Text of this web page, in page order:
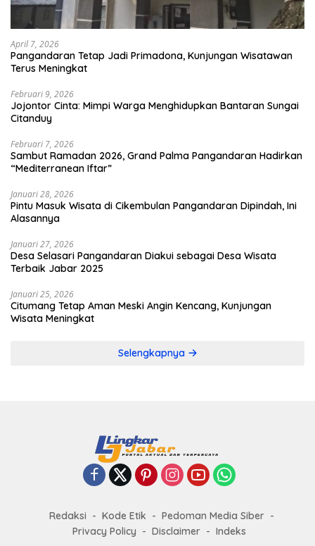
April 7, 2026
Pangandaran Tetap Jadi Primadona, Kunjungan Wisatawan
Terus Meningkat
Februari 9, 2026
Jojontor Cinta: Mimpi Warga Menghidupkan Bantaran Sungai
Citanduy
Februari 7, 2026
Sambut Ramadan 2026, Grand Palma Pangandaran Hadirkan
“Mediterranean Iftar”
Januari 28, 2026
Pintu Masuk Wisata di Cikembulan Pangandaran Dipindah, Ini
Alasannya
Januari 27, 2026
Desa Selasari Pangandaran Diakui sebagai Desa Wisata
Terbaik Jabar 2025
Januari 25, 2026
Citumang Tetap Aman Meski Angin Kencang, Kunjungan
Wisata Meningkat
Selengkapnya
Redaksi Kode Etik
Pedoman Media Siber
Privacy Policy
Disclaimer
Indeks